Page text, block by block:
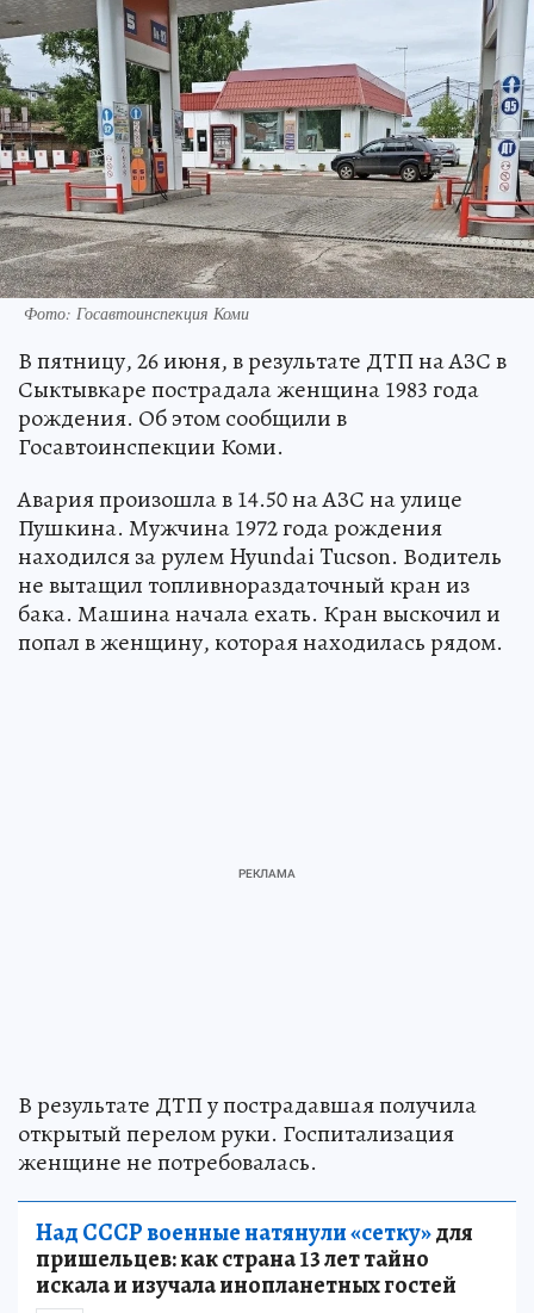
Фото: Госавтоинспекция Коми
В пятницу, 26 июня, в результате ДТП на АЗС в
Сыктывкаре пострадала женщина 1983 года
рождения. Об этом сообщили в
Госавтоинспекции Коми.
Авария произошла в 14.50 на АЗС на улице
Пушкина. Мужчина 1972 года рождения
находился за рулем Hyundai Tucson. Водитель
не вытащил топливнораздаточный кран из
бака. Машина начала ехать. Кран выскочил и
попал в женщину, которая находилась рядом.
В результате ДТП у пострадавшая получила
открытый перелом руки. Госпитализация
женщине не потребовалась.
Над СССР военные натянули «сетку»для
пришельцев: как страна 13 лет тайно
искала и изучала инопланетных гостей